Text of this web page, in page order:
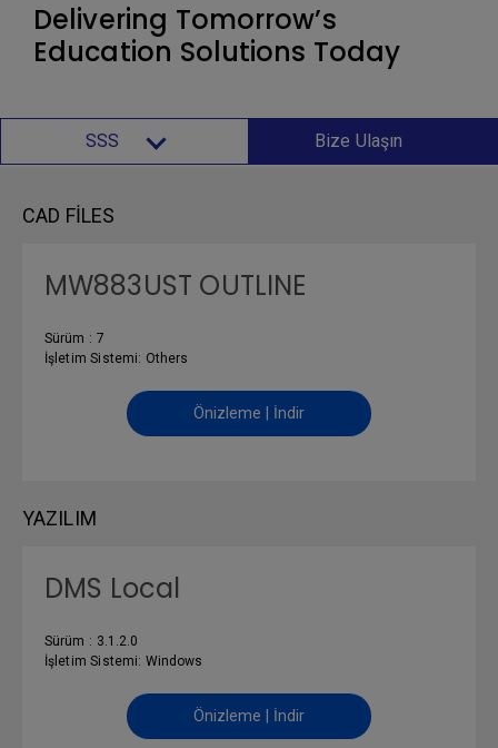
Delivering Tomorrow’s
Education Solutions Today
SSS Bize Ulaşın
CAD FILES
MW883UST OUTLINE
Sürüm : 7
İşletim Sistemi: Others
Önizleme | İndir
YAZILIM
DMS Local
Sürüm : 3.1.2.0
İşletim Sistemi: Windows
Önizleme | İndir